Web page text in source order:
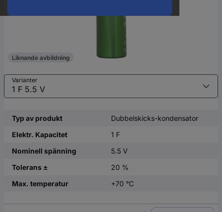
Liknande avbildning
Varianter
Typ av produkt
Dubbelskicks-kondensator
Elektr. Kapacitet
1 F
Nominell spänning
5.5 V
Tolerans ±
20 %
Max. temperatur
+70 °C